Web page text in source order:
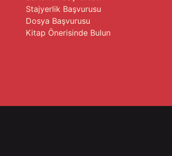
Stajyerlik Başvurusu
Dosya Başvurusu
Kitap Önerisinde Bulun